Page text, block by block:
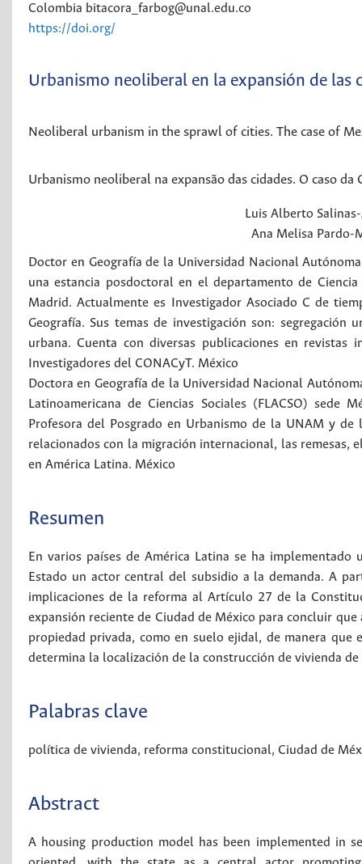
Colombia bitacora_farbog@unal.edu.co
https://doi.org/
Urbanismo neoliberal en la expansión de las
Neoliberal urbanism in the sprawl of cities. The case of
Urbanismo neoliberal na expansão das cidades. O caso da
Luis Alberto
Ana Melisa Pardo-
Doctor en Geografía de la Universidad Nacional
una estancia posdoctoral en el departamento de
Madrid. Actualmente es Investigador Asociado C de
Geografía. Sus temas de investigación son:
urbana. Cuenta con diversas publicaciones en
Investigadores del CONACyT. México
Doctora en Geografía de la Universidad Nacional
Latinoamericana de Ciencias Sociales (FLACSO) sede
Profesora del Posgrado en Urbanismo de la UNAM y de
relacionados con la migración internacional, las remesas,
en América Latina. México
Resumen
En varios países de América Latina se ha
Estado un actor central del subsidio a la demanda. A
implicaciones de la reforma al Artículo 27 de la
expansión reciente de Ciudad de México para concluir
propiedad privada, como en suelo ejidal, de manera
determina la localización de la construcción de vivienda
Palabras clave
política de vivienda, reforma constitucional, Ciudad de
Abstract
A housing production model has been implemented in